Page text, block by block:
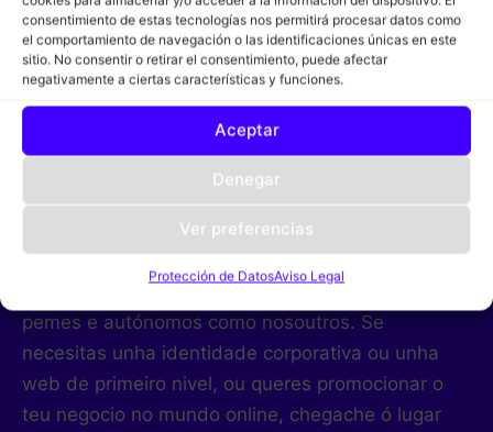
consentimiento de estas tecnologías nos permitirá procesar datos como
el comportamiento de navegación o las identificaciones únicas en este
sitio. No consentir o retirar el consentimiento, puede afectar
negativamente a ciertas características y funciones.
Aceptar
Denegar
Ver preferencias
Protección de DatosAviso Legal
FALEMOS
Tes un proxecto?
CONTACTAR
Somos un equipo de ‘millennials’ con iniciativa e
ideas creativas, entusiasmados por axudar a
pemes e autónomos como nosoutros. Se
necesitas unha identidade corporativa ou unha
web de primeiro nivel, ou queres promocionar o
teu negocio no mundo online, chegache ó lugar